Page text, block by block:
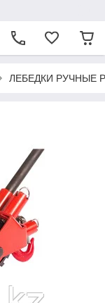
ЛЕБЕДКИ РУЧНЫЕ